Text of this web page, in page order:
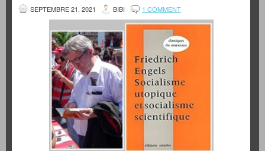
SEPTEMBRE 21, 2021 BIBI 1 COMMENT